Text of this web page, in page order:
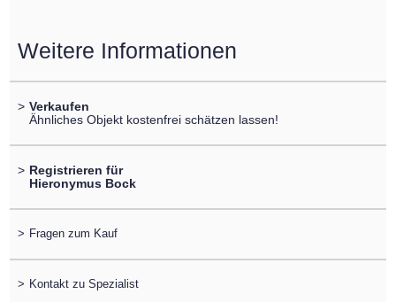
Weitere Informationen
> Verkaufen
Ähnliches Objekt kostenfrei schätzen lassen!
> Registrieren für
Hieronymus Bock
> Fragen zum Kauf
> Kontakt zu Spezialist